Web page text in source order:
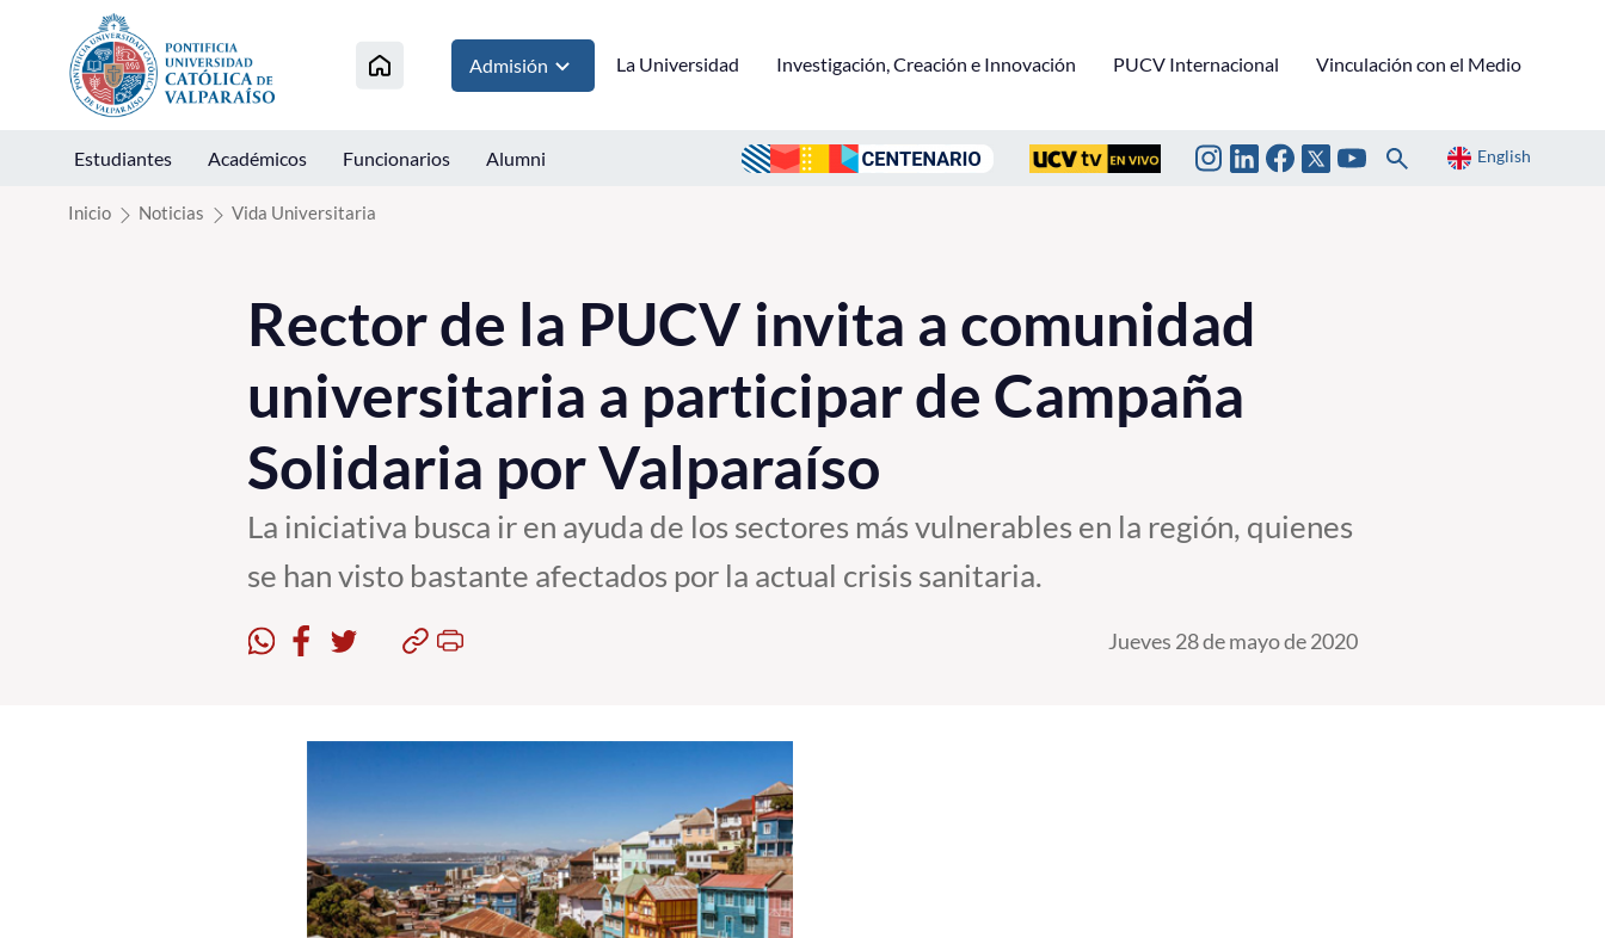
Click acá para ir directamente al contenido
Admisión La Universidad Investigación, Creación e Innovación PUCV Internacional Vinculación con el Medio
Estudiantes Académicos Funcionarios Alumni English
Inicio Noticias Vida Universitaria
Rector de la PUCV invita a comunidad
universitaria a participar de Campaña
Solidaria por Valparaíso
La iniciativa busca ir en ayuda de los sectores más vulnerables en la región, quienes
se han visto bastante afectados por la actual crisis sanitaria.
Jueves 28 de mayo de 2020